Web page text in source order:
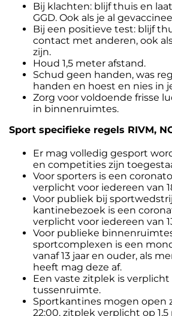
Bij klachten: blijf thuis en
GGD. Ook als je al
Bij een positieve test: blijf
contact met anderen, ook
zijn.
Houd 1,5 meter afstand.
Schud geen handen, was
handen en hoest en nies in
Zorg voor voldoende frisse
in binnenruimtes.
Sport specifieke regels RIVM,
Er mag volledig gesport
en competities zijn
Voor sporters is een
verplicht voor iedereen van
Voor publiek bij
kantinebezoek is een
verplicht voor iedereen van
Voor publieke
sportcomplexen is een
vanaf 13 jaar en ouder, als
heeft mag deze af.
Een vaste zitplek is
tussenruimte.
Sportkantines mogen open
22:00, zitplek verplicht op